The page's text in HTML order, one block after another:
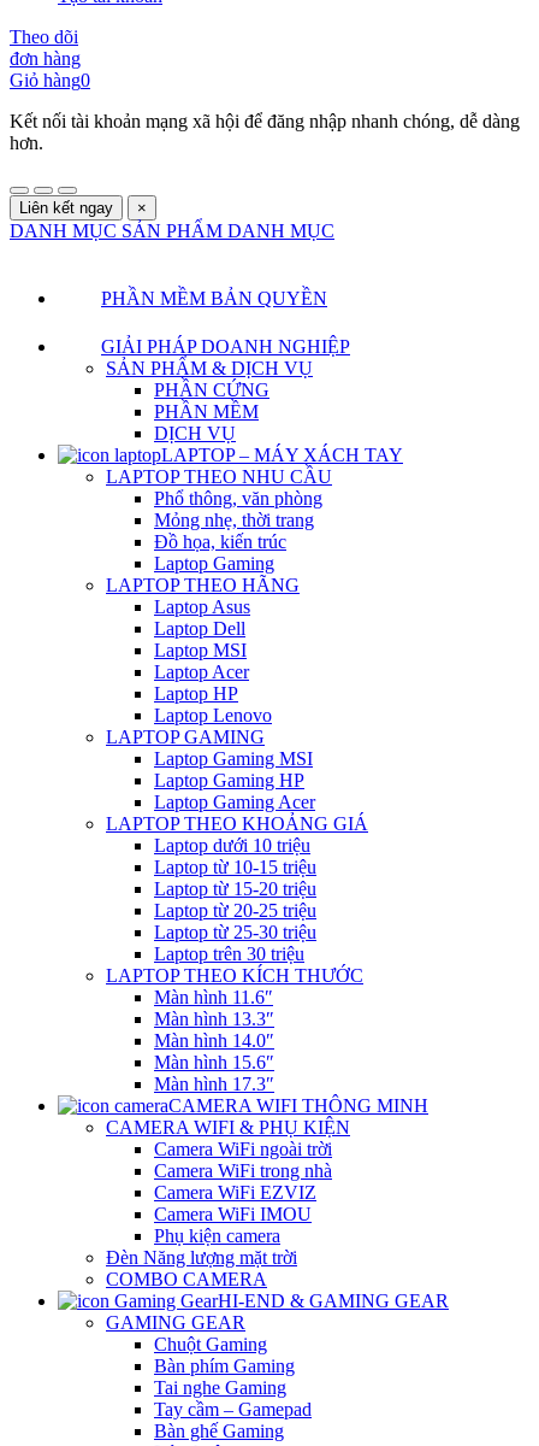
Theo dõi
đơn hàng
Giỏ hàng0
Kết nối tài khoản mạng xã hội để đăng nhập nhanh chóng, dễ dàng
hơn.
Liên kết ngay ×
DANH MỤC SẢN PHẨM DANH MỤC
PHẦN MỀM BẢN QUYỀN
GIẢI PHÁP DOANH NGHIỆP
SẢN PHẨM & DỊCH VỤ
PHẦN CỨNG
PHẦN MỀM
DỊCH VỤ
LAPTOP – MÁY XÁCH TAY
LAPTOP THEO NHU CẦU
Phổ thông, văn phòng
Mỏng nhẹ, thời trang
Đồ họa, kiến trúc
Laptop Gaming
LAPTOP THEO HÃNG
Laptop Asus
Laptop Dell
Laptop MSI
Laptop Acer
Laptop HP
Laptop Lenovo
LAPTOP GAMING
Laptop Gaming MSI
Laptop Gaming HP
Laptop Gaming Acer
LAPTOP THEO KHOẢNG GIÁ
Laptop dưới 10 triệu
Laptop từ 10-15 triệu
Laptop từ 15-20 triệu
Laptop từ 20-25 triệu
Laptop từ 25-30 triệu
Laptop trên 30 triệu
LAPTOP THEO KÍCH THƯỚC
Màn hình 11.6″
Màn hình 13.3″
Màn hình 14.0″
Màn hình 15.6″
Màn hình 17.3″
CAMERA WIFI THÔNG MINH
CAMERA WIFI & PHỤ KIỆN
Camera WiFi ngoài trời
Camera WiFi trong nhà
Camera WiFi EZVIZ
Camera WiFi IMOU
Phụ kiện camera
Đèn Năng lượng mặt trời
COMBO CAMERA
HI-END & GAMING GEAR
GAMING GEAR
Chuột Gaming
Bàn phím Gaming
Tai nghe Gaming
Tay cầm – Gamepad
Bàn ghế Gaming